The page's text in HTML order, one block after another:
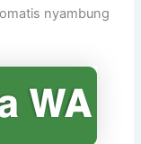
nyambung